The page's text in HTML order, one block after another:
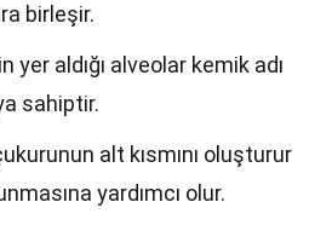
birleşir.
yer aldığı alveolar kemik adı
sahiptir.
alt kısmını oluşturur
yardımcı olur.